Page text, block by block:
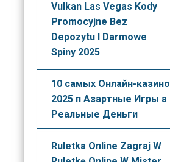
Vulkan Las Vegas Kody
Promocyjne Bez
Depozytu I Darmowe
Spiny 2025
10 самых Онлайн-казино
2025 п Азартные Игры а
Реальные Деньги
Ruletka Online Zagraj W